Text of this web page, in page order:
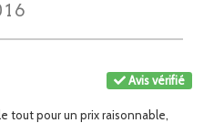
Avis vérifié
tout pour un prix raisonnable,